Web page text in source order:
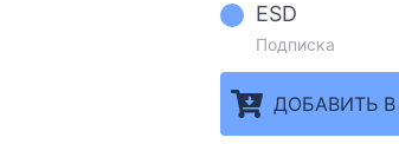
ESD
Подписка
ДОБАВИТЬ